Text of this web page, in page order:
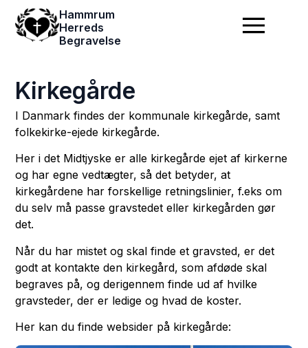
Hammrum
Herreds
Begravelse
Kirkegårde
I Danmark findes der kommunale kirkegårde, samt
folkekirke-ejede kirkegårde.
Her i det Midtjyske er alle kirkegårde ejet af kirkerne
og har egne vedtægter, så det betyder, at
kirkegårdene har forskellige retningslinier, f.eks om
du selv må passe gravstedet eller kirkegården gør
det.
Når du har mistet og skal finde et gravsted, er det
godt at kontakte den kirkegård, som afdøde skal
begraves på, og derigennem finde ud af hvilke
gravsteder, der er ledige og hvad de koster.
Her kan du finde websider på kirkegårde: